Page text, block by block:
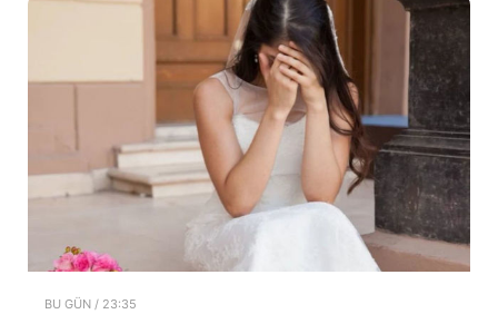
BU GÜN / 23:35